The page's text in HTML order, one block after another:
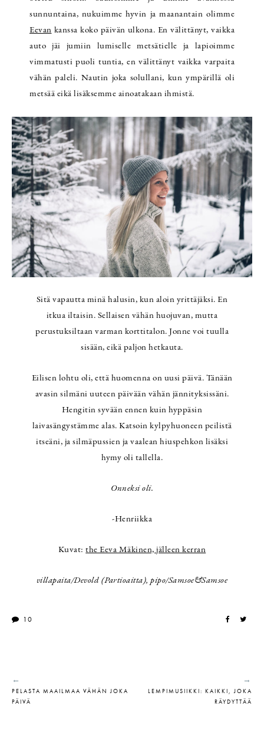
sunnuntaina, nukuimme hyvin ja maanantain olimme
Eevan kanssa koko päivän ulkona. En välittänyt, vaikka
auto jäi jumiin lumiselle metsätielle ja lapioimme
vimmatusti puoli tuntia, en välittänyt vaikka varpaita
vähän paleli. Nautin joka solullani, kun ympärillä oli
metsää eikä lisäksemme ainoatakaan ihmistä.
Sitä vapautta minä halusin, kun aloin yrittäjäksi. En
itkua iltaisin. Sellaisen vähän huojuvan, mutta
perustuksiltaan varman korttitalon. Jonne voi tuulla
sisään, eikä paljon hetkauta.
Eilisen lohtu oli, että huomenna on uusi päivä. Tänään
avasin silmäni uuteen päivään vähän jännityksissäni.
Hengitin syvään ennen kuin hyppäsin
laivasängystämme alas. Katsoin kylpyhuoneen peilistä
itseäni, ja silmäpussien ja vaalean hiuspehkon lisäksi
hymy oli tallella.
Onneksi oli.
-Henriikka
Kuvat:the Eeva Mäkinen, jälleen kerran
villapaita/Devold (Partioaitta), pipo/Samsoe&Samsoe
10
←
PELASTA MAAILMAA VÄHÄN JOKA
PÄIVÄ
→
LEMPIMUSIIKKI: KAIKKI, JOKA
RÄYDYTTÄÄ